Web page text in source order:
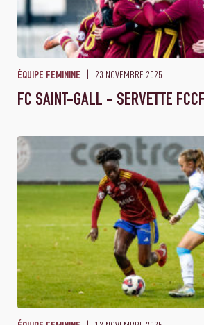
ÉQUIPE FEMININE 23 NOVEMBRE 2025
FC SAINT-GALL - SERVETTE